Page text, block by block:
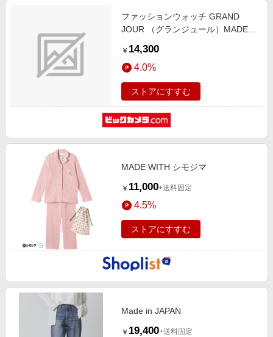
ファッションウォッチ GRAND
JOUR （グランジュール）MADE
ゴールド JGAF0010-PG [正規品]
￥ 14,300
4.0%
ストアにすすむ
MADE WITH シモジマ
￥ 11,000+送料固定
4.5%
ストアにすすむ
Made in JAPAN
￥ 19,400+送料固定